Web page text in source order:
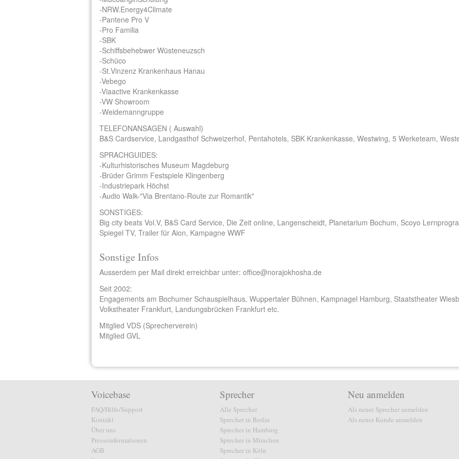
-NRW.Energy4Climate
-Pantene Pro V
-Pro Familia
-SBK
-Schiffsbehebwer Wüsteneuzsch
-Schüco
-St.Vinzenz Krankenhaus Hanau
-Vebego
-Viaactive Krankenkasse
-VW Showroom
-Weidemanngruppe
TELEFONANSAGEN ( Auswahl)
B&S Cardservice, Landgasthof Schweizerhof, Pentahotels, SBK Krankenkasse, Westwing, 5 Werketeam,
SPRACHGUIDES:
-Kulturhistorisches Museum Magdeburg
-Brüder Grimm Festspiele Klingenberg
-Industriepark Höchst
-Audio Walk-"Via Brentano-Route zur Romantik"
SONSTIGES:
Big city beats Vol.V, B&S Card Service, Die Zeit online, Langenscheidt, Planetarium Bochum, Scoyo
Spiegel TV, Trailer für Aion, Kampagne WWF
Sonstige Infos
Ausserdem per Mail direkt erreichbar unter: office@norajokhosha.de
Seit 2002:
Engagements am Bochumer Schauspielhaus, Wuppertaler Bühnen, Kampnagel Hamburg, Staatstheater
Volkstheater Frankfurt, Landungsbrücken Frankfurt etc.
Mitglied VDS (Sprecherverein)
Mitglied GVL
Voicebase
FAQ/Hilfe/Support
Kontakt
Über uns
Presseinformationen
AGB
Sprecher
Alle Sprecher
Sprecher in Berlin
Sprecher in Hamburg
Sprecher in München
Sprecher in Köln
Neu anmelden
Als neuer Sprecher anmelden
Als neuer Kunde anmelden